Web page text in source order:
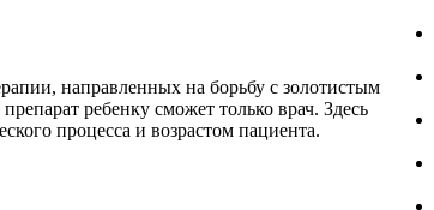
направленных на борьбу с золотистым
ребенку сможет только врач. Здесь
процесса и возрастом пациента.